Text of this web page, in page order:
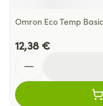
Omron Eco Temp
12,38 €